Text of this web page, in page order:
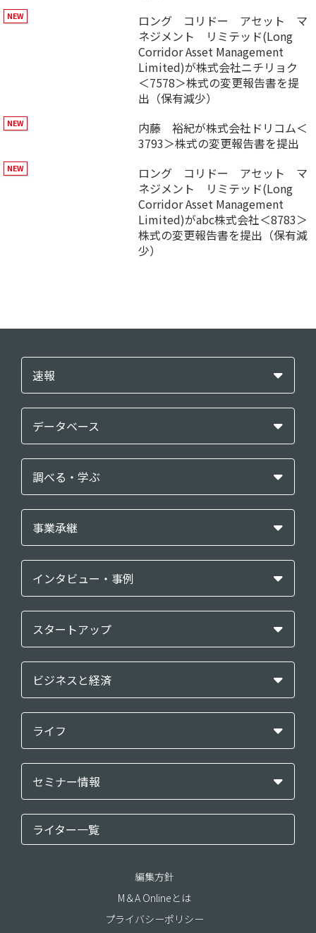
ロング コリドー アセット マ
ネジメント リミテッド(Long
Corridor Asset Management
Limited)が株式会社ニチリョク
＜7578＞株式の変更報告書を提
出（保有減少）
内藤 裕紀が株式会社ドリコム＜
3793＞株式の変更報告書を提出
ロング コリドー アセット マ
ネジメント リミテッド(Long
Corridor Asset Management
Limited)がabc株式会社＜8783＞
株式の変更報告書を提出（保有減
少）
速報
データベース
調べる・学ぶ
事業承継
インタビュー・事例
スタートアップ
ビジネスと経済
ライフ
セミナー情報
ライター一覧
編集方針
M＆A Onlineとは
プライバシーポリシー